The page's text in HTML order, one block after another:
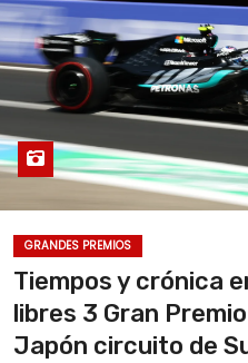
GRANDES PREMIOS
Tiempos y crónica
libres 3 Gran
Japón circuito de